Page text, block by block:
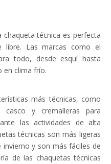
chaqueta técnica es perfecta
libre. Las marcas como el
todo, desde esquí hasta
en clima frío.
más técnicas, como
casco y cremalleras para
las actividades de alta
técnicas son más ligeras
y son más fáciles de
de las chaquetas técnicas